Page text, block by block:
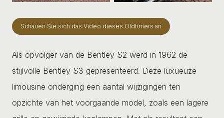
Schauen Sie sich das Video dieses Oldtimers an
Als opvolger van de Bentley S2 werd in 1962 de
stijlvolle Bentley S3 gepresenteerd. Deze luxueuze
limousine onderging een aantal wijzigingen ten
opzichte van het voorgaande model, zoals een lagere